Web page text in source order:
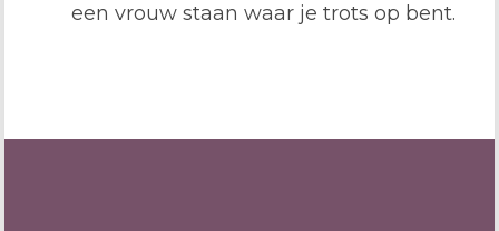
een vrouw staan waar je trots op bent.